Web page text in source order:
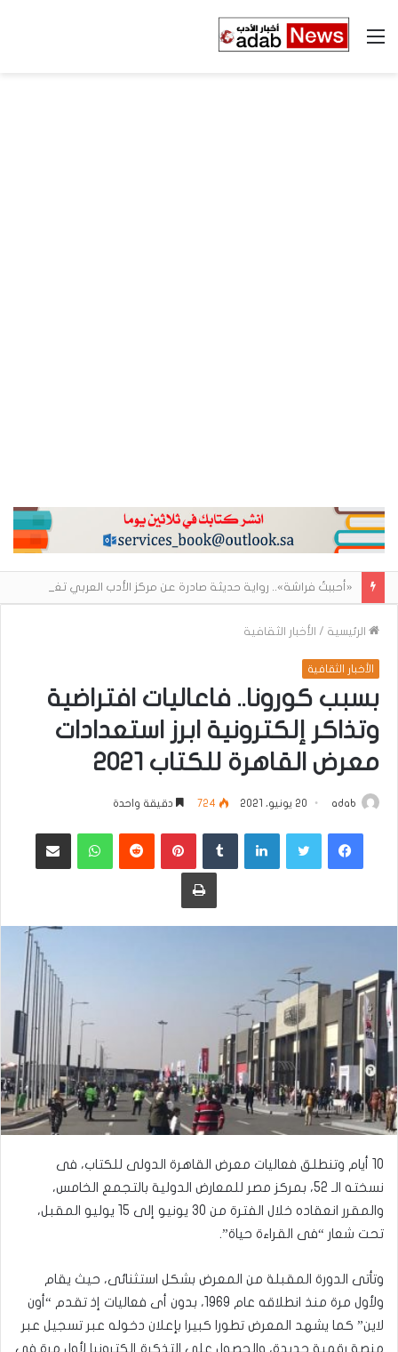
القائمة
الرئيسية / الأخبار الثقافية
الأخبار الثقافية
بسبب كورونا.. فاعاليات افتراضية
وتذاكر إلكترونية ابرز استعدادات
معرض القاهرة للكتاب ٢٠٢١
adab 20 يونيو، 2021 724 دقيقة واحدة
فيسبوكتويتر لينكدإن ‏Tumblr بينتيريست
‏Reddit واتساب مشاركة عبر البريد
طباعة
10 أيام وتنطلق فعاليات معرض القاهرة الدولى للكتاب، فى
نسخته الـ 52، بمركز مصر للمعارض الدولية بالتجمع الخامس،
والمقرر انعقاده خلال الفترة من 30 يونيو إلى 15 يوليو المقبل،
تحت شعار “فى القراءة حياة”.
وتأتى الدورة المقبلة من المعرض بشكل استثنائى، حيث يقام
ولأول مرة منذ انطلاقه عام 1969، بدون أى فعاليات إذ تقدم “أون
لاين” كما يشهد المعرض تطورا كبيرا بإعلان دخوله عبر تسجيل عبر
منصة رقمية جديدة، والحصول على التذكرة إلكترونيا لأول مرة فى